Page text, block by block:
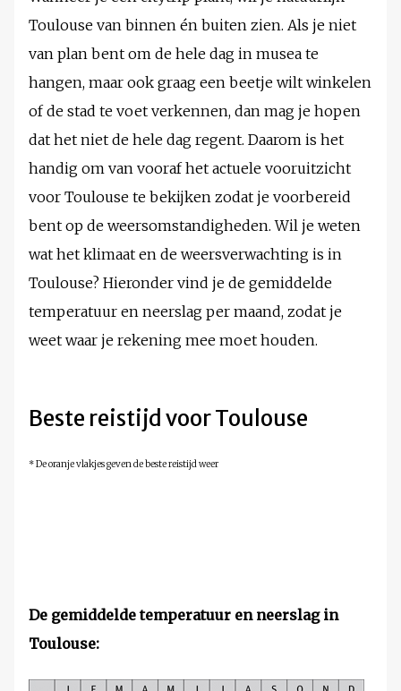
Toulouse van binnen én buiten zien. Als je niet
van plan bent om de hele dag in musea te
hangen, maar ook graag een beetje wilt winkelen
of de stad te voet verkennen, dan mag je hopen
dat het niet de hele dag regent. Daarom is het
handig om van vooraf het actuele vooruitzicht
voor Toulouse te bekijken zodat je voorbereid
bent op de weersomstandigheden. Wil je weten
wat het klimaat en de weersverwachting is in
Toulouse? Hieronder vind je de gemiddelde
temperatuur en neerslag per maand, zodat je
weet waar je rekening mee moet houden.
Beste reistijd voor Toulouse
* De oranje vlakjes geven de beste reistijd weer
De gemiddelde temperatuur en neerslag in
Toulouse: